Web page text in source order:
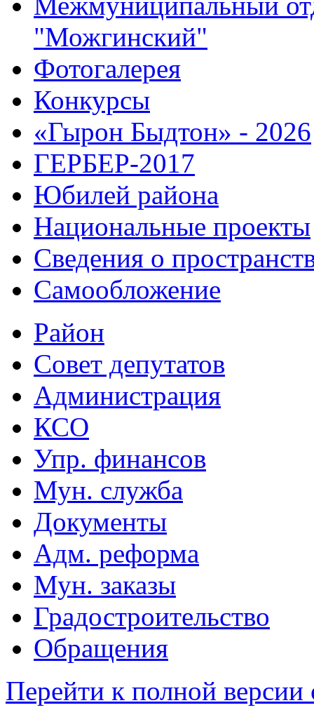
"Можгинский"
Фотогалерея
Конкурсы
«Гырон Быдтон» - 2026
ГЕРБЕР-2017
Юбилей района
Национальные проекты
Сведения о
Самообложение
Район
Совет депутатов
Администрация
КСО
Упр. финансов
Мун. служба
Документы
Адм. реформа
Мун. заказы
Градостроительство
Обращения
Перейти к полной версии